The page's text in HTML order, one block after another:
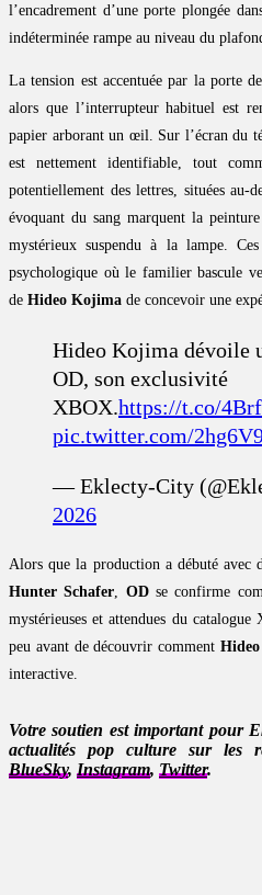
l’encadrement d’une porte plongée
indéterminée rampe au niveau du
La tension est accentuée par la porte
alors que l’interrupteur habituel est
papier arborant un œil. Sur l’écran du
est nettement identifiable, tout
potentiellement des lettres, situées au-
évoquant du sang marquent la
mystérieux suspendu à la lampe.
psychologique où le familier bascule
de Hideo Kojima de concevoir une
Hideo Kojima dévoile
OD, son exclusivité
XBOX.https://t.co/
pic.twitter.com/
— Eklecty-City
2026
Alors que la production a débuté avec
Hunter Schafer
ODse confirme
mystérieuses et attendues du
peu avant de découvrir comment
interactive.
Votre soutien est important pour
actualités pop culture sur les
BlueSky, Instagram, Twitter.